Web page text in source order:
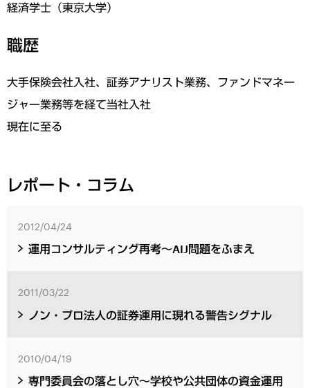
経済学士（東京大学）
職歴
大手保険会社入社、証券アナリスト業務、ファンドマネー
ジャー業務等を経て当社入社
現在に至る
レポート・コラム
2012/04/24
運用コンサルティング再考～AIJ問題をふまえ
2011/03/22
ノン・プロ法人の証券運用に現れる警告シグナル
2010/04/19
専門委員会の落とし穴～学校や公共団体の資金運用